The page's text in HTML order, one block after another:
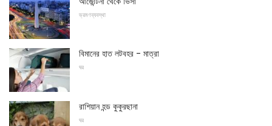
ভ্রমণব্যবস্থা
বিমানের হাত লটবহর - মাত্রা
ঘর
রাশিয়ান হন্ড কুকুরছানা
ঘর